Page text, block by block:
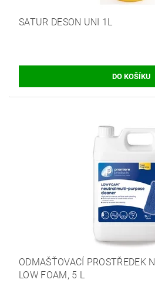
SATUR DESON UNI 1L
ODMAŠŤOVACÍ PROSTŘEDEK
LOW FOAM, 5 L